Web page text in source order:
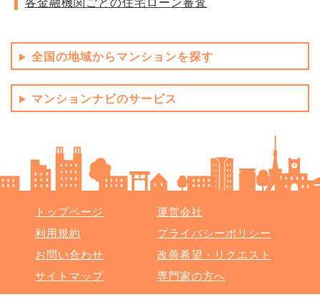
各金融機関ごとの住宅ローン審査
全国の地域からマンションを探す
マンションナビのサービス
トップページ
運営会社
利用規約
プライバシーポリシー
お問い合わせ
改善希望・リクエスト
サイトマップ
専門家の方へ